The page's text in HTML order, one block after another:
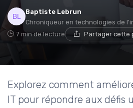
Baptiste Lebrun
Chroniqueur en technologies de
7 min de lecture Partager cette
Explorez comment
IT pour répondre aux défis